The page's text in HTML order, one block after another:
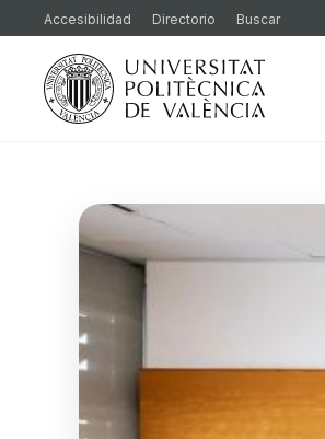
Accesibilidad Directorio Buscar